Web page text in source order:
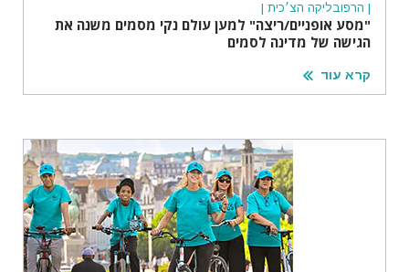
| הרפובליקה הצ׳כית |
"מסע אופניים/ריצה" למען עולם נקי מסמים משנה את
הגישה של מדינה לסמים
קרא עוד